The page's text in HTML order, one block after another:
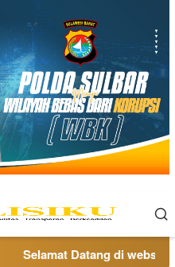
Selamat Datang di website